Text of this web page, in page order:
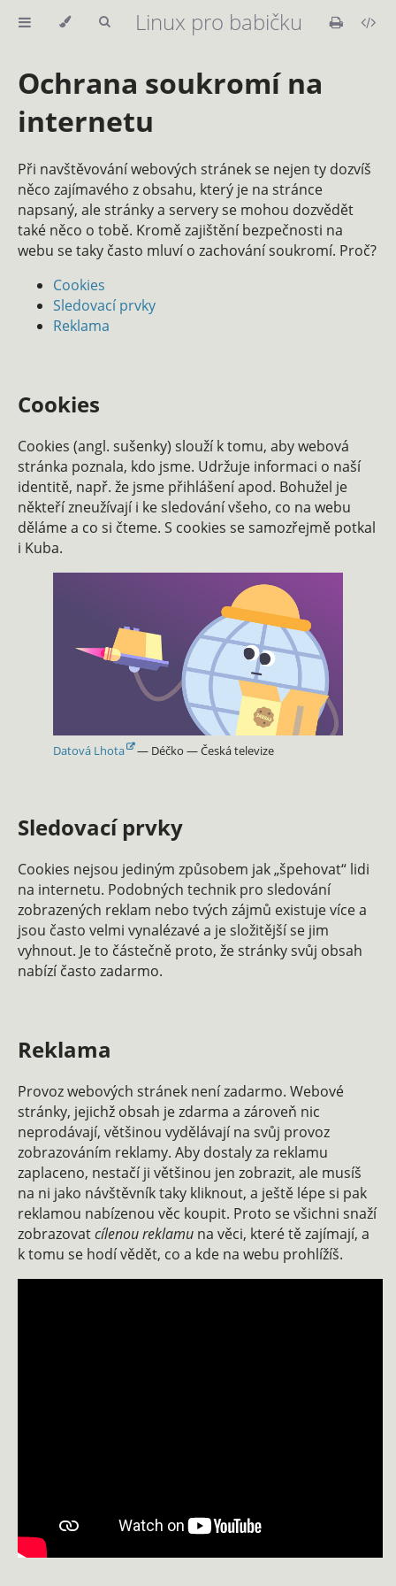
Linux pro babičku
Ochrana soukromí na
internetu
Při navštěvování webových stránek se nejen ty dozvíš
něco zajímavého z obsahu, který je na stránce
napsaný, ale stránky a servery se mohou dozvědět
také něco o tobě. Kromě zajištění bezpečnosti na
webu se taky často mluví o zachování soukromí. Proč?
Cookies
Sledovací prvky
Reklama
Cookies
Cookies (angl. sušenky) slouží k tomu, aby webová
stránka poznala, kdo jsme. Udržuje informaci o naší
identitě, např. že jsme přihlášení apod. Bohužel je
někteří zneužívají i ke sledování všeho, co na webu
děláme a co si čteme. S cookies se samozřejmě potkal
i Kuba.
Datová Lhota — Déčko — Česká televize
Sledovací prvky
Cookies nejsou jediným způsobem jak „špehovat“ lidi
na internetu. Podobných technik pro sledování
zobrazených reklam nebo tvých zájmů existuje více a
jsou často velmi vynalézavé a je složitější se jim
vyhnout. Je to částečně proto, že stránky svůj obsah
nabízí často zadarmo.
Reklama
Provoz webových stránek není zadarmo. Webové
stránky, jejichž obsah je zdarma a zároveň nic
neprodávají, většinou vydělávají na svůj provoz
zobrazováním reklamy. Aby dostaly za reklamu
zaplaceno, nestačí ji většinou jen zobrazit, ale musíš
na ni jako návštěvník taky kliknout, a ještě lépe si pak
reklamou nabízenou věc koupit. Proto se všichni snaží
zobrazovatcílenou reklamu na věci, které tě zajímají, a
k tomu se hodí vědět, co a kde na webu prohlížíš.